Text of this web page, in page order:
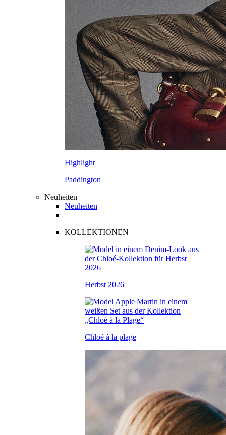
Highlight
Paddington
Neuheiten
Neuheiten
KOLLEKTIONEN
Herbst 2026
Chloé à la plage